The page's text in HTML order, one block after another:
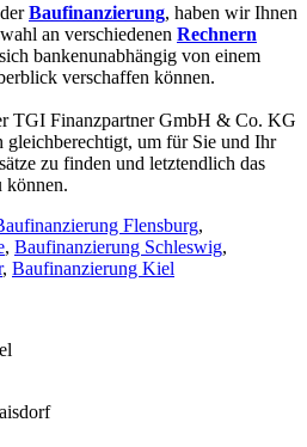
Baufinanzierung, haben wir Ihnen
an verschiedenen Rechnern
bankenunabhängig von einem
verschaffen können.
TGI Finanzpartner GmbH & Co. KG
um für Sie und Ihr
zu finden und letztendlich das
können.
Flensburg,
, Baufinanzierung Schleswig,
, Baufinanzierung Kiel